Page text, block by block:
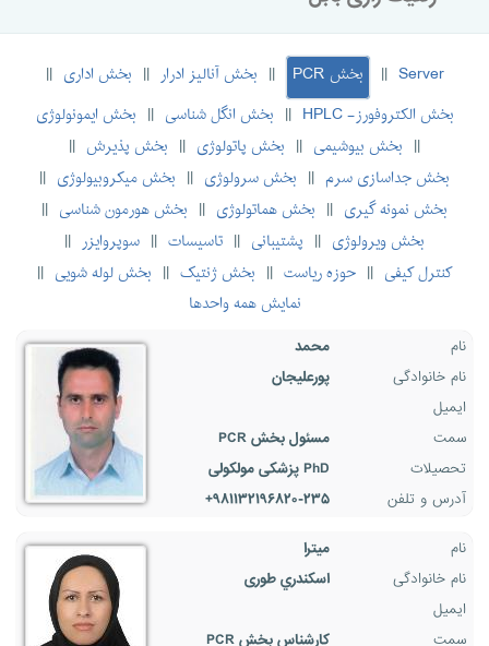
Server
|| بخش PCR || بخش آنالیز ادرار || بخش اداری ||
بخش الکتروفورز- HPLC || بخش انگل شناسی || بخش ایمونولوژی
|| بخش بیوشیمی || بخش پاتولوژی || بخش پذیرش ||
بخش جداسازی سرم || بخش سرولوژی || بخش میکروبیولوژی ||
بخش نمونه گیری || بخش هماتولوژی || بخش هورمون شناسی ||
بخش ویرولوژی || پشتیبانی || تاسیسات || سوپروایزر ||
کنترل کیفی || حوزه ریاست || بخش ژنتیک || بخش لوله شویی ||
نمایش همه واحدها
نام
محمد
نام خانوادگی
پورعلیجان
ایمیل
سمت
مسئول بخش PCR
تحصیلات
PhD پزشکی مولکولی
آدرس و تلفن
۹۸۱۱۳۲۱۹۶۸۲۰-۲۳۵+
نام
میترا
نام خانوادگی
اسکندري طوری
ایمیل
سمت
کارشناس بخش PCR